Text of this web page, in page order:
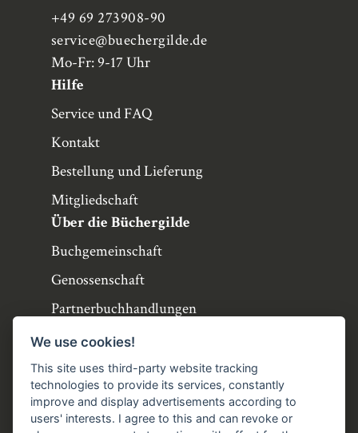
+49 69 273908-90
service@buechergilde.de
Mo-Fr: 9-17 Uhr
Hilfe
Service und FAQ
Kontakt
Bestellung und Lieferung
Mitgliedschaft
Über die Büchergilde
Buchgemeinschaft
Genossenschaft
Partnerbuchhandlungen
Büchergilde online
Stellenangebote
Folgen Sie uns!
FacebookInstagramYouTubeTikTok
We use cookies!
This site uses third-party website tracking
technologies to provide its services, constantly
improve and display advertisements according to
users' interests. I agree to this and can revoke or